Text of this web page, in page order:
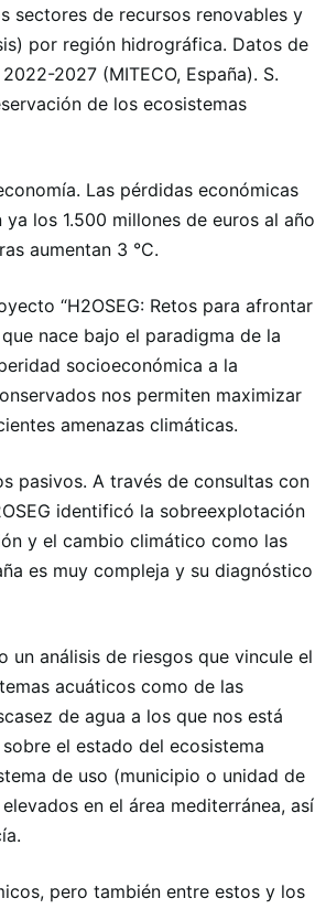
sectores de recursos renovables y
por región hidrográfica. Datos de
2027 (MITECO, España). S.
de los ecosistemas
Las pérdidas económicas
los 1.500 millones de euros al año
aumentan 3 °C.
“H2OSEG: Retos para afrontar
nace bajo el paradigma de la
socioeconómica a la
nos permiten maximizar
amenazas climáticas.
pasivos. A través de consultas con
identificó la sobreexplotación
y el cambio climático como las
es muy compleja y su diagnóstico
análisis de riesgos que vincule el
acuáticos como de las
de agua a los que nos está
el estado del ecosistema
de uso (municipio o unidad de
en el área mediterránea, así
pero también entre estos y los